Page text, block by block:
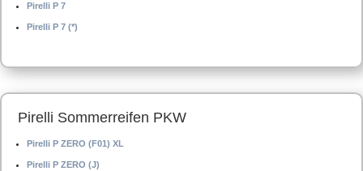
Pirelli P 7
Pirelli P 7 (*)
Pirelli Sommerreifen PKW
Pirelli P ZERO (F01) XL
Pirelli P ZERO (J)